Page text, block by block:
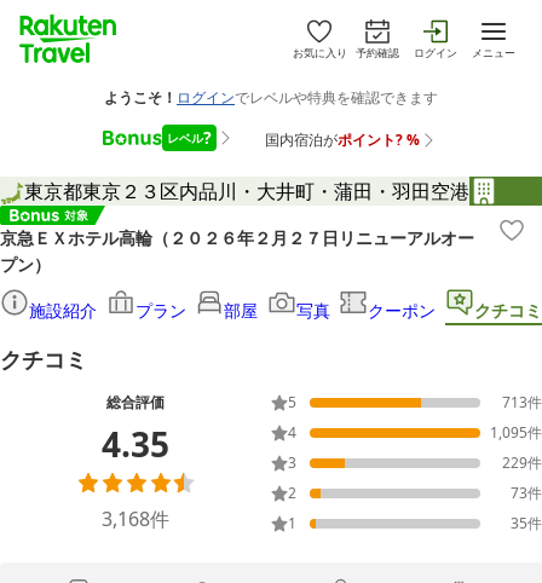
お気に入り 予約確認 ログイン メニュー
東京都東京２３区内品川・大井町・蒲田・羽田空港
京急ＥＸホテル高輪（２０２６年２月２７日リニューアルオー
プン）
施設紹介
プラン 部屋 写真 クーポン クチコミ
クチコミ
総合評価
4.35
3,168件
5 713件
4
1,095件
3
229件
2
73件
1
35件